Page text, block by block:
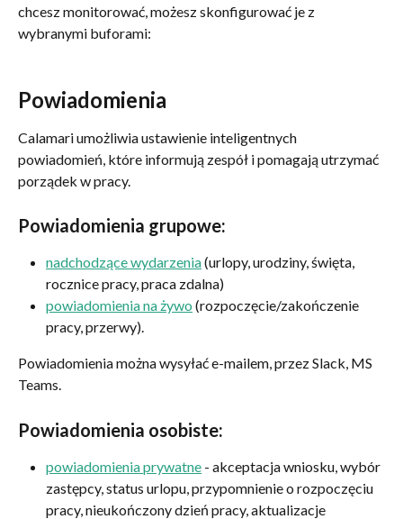
chcesz monitorować, możesz skonfigurować je z
wybranymi buforami:
Powiadomienia
Calamari umożliwia ustawienie inteligentnych
powiadomień, które informują zespół i pomagają utrzymać
porządek w pracy.
Powiadomienia grupowe:
nadchodzące wydarzenia (urlopy, urodziny, święta,
rocznice pracy, praca zdalna)
powiadomienia na żywo (rozpoczęcie/zakończenie
pracy, przerwy).
Powiadomienia można wysyłać e-mailem, przez Slack, MS
Teams.
Powiadomienia osobiste:
powiadomienia prywatne - akceptacja wniosku, wybór
zastępcy, status urlopu, przypomnienie o rozpoczęciu
pracy, nieukończony dzień pracy, aktualizacje